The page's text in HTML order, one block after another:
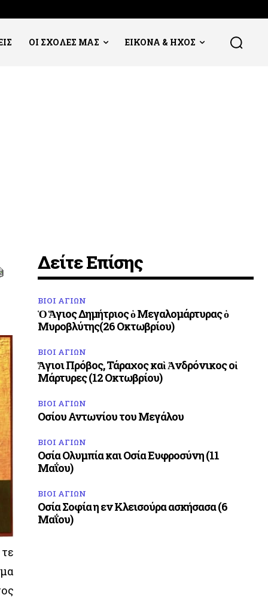
ΟΙ ΣΧΟΛΕΣ ΜΑΣ ΕΙΚΟΝΑ & ΗΧΟΣ
Δείτε Επίσης
ΒΙΟΙ ΑΓΙΩΝ
Ὁ Ἅγιος Δημήτριος ὁ Μεγαλομάρτυρας ὁ
Μυροβλύτης(26 Οκτωβρίου)
ΒΙΟΙ ΑΓΙΩΝ
Ἅγιοι Πρόβος, Τάραχος καὶ Ἀνδρόνικος οἱ
Μάρτυρες (12 Οκτωβρίου)
ΒΙΟΙ ΑΓΙΩΝ
Οσίου Αντωνίου του Μεγάλου
ΒΙΟΙ ΑΓΙΩΝ
Οσία Ολυμπία και Οσία Ευφροσύνη (11
Μαΐου)
ΒΙΟΙ ΑΓΙΩΝ
Οσία Σοφία η εν Κλεισούρα ασκήσασα (6
Μαΐου)